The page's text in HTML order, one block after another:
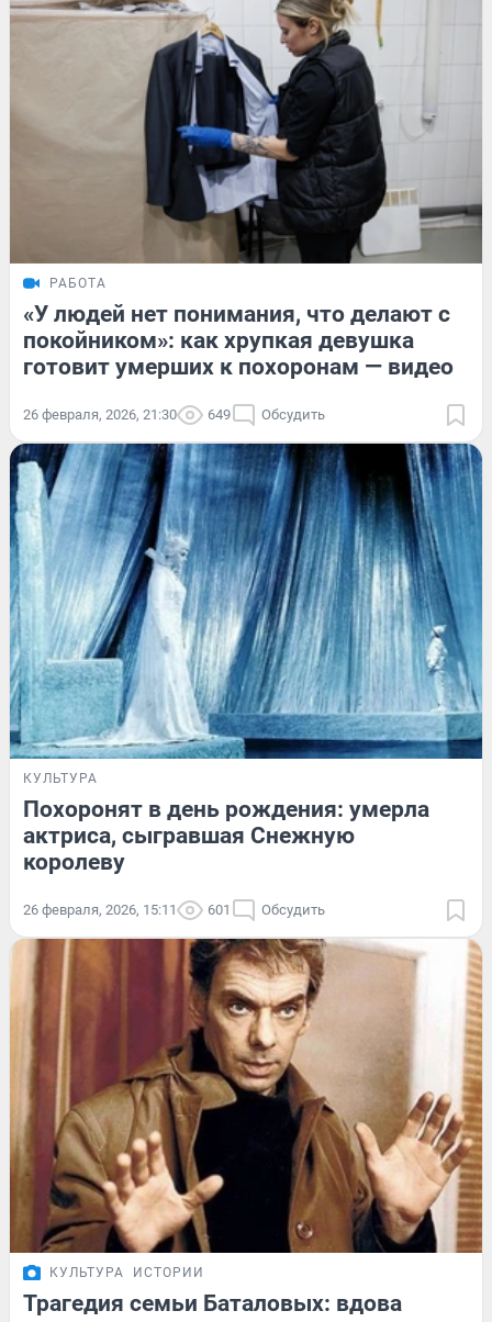
РАБОТА
«У людей нет понимания, что делают с
покойником»: как хрупкая девушка
готовит умерших к похоронам — видео
26 февраля, 2026, 21:30 649 Обсудить
КУЛЬТУРА
Похоронят в день рождения: умерла
актриса, сыгравшая Снежную
королеву
26 февраля, 2026, 15:11 601 Обсудить
КУЛЬТУРА ИСТОРИИ
Трагедия семьи Баталовых: вдова